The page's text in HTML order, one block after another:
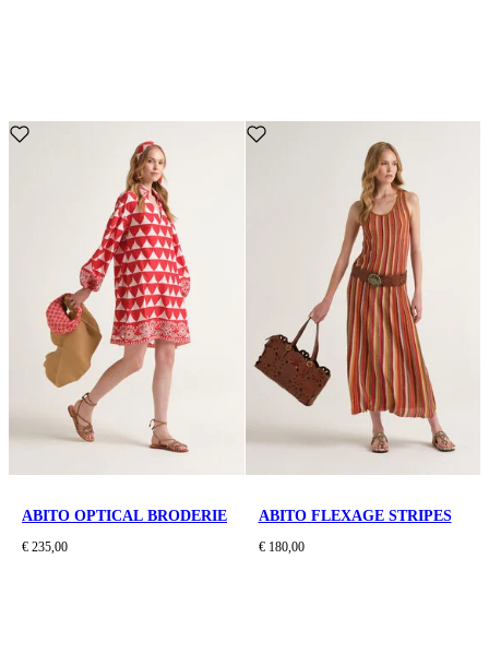
ABITO OPTICAL BRODERIE
€ 235,00
ABITO FLEXAGE STRIPES
€ 180,00